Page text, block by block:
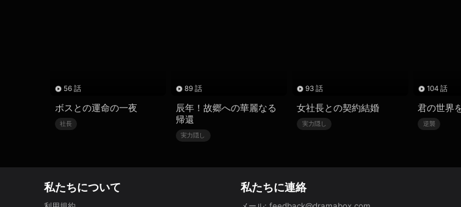
56 話
ボスとの運命の一夜
社長
89 話
辰年！故郷への華麗なる
帰還
実力隠し
93 話
女社長との契約結婚
実力隠し
104 話
君の世界
逆襲
私たちについて 私たちに連絡